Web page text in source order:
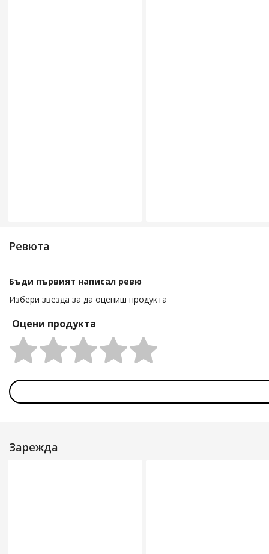
Ревюта
Бъди първият написал ревю
Избери звезда за да оцениш продукта
Оцени продукта
Зарежда